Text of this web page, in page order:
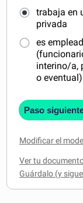
trabaja en
privada
es
interino/a,
o eventual)
Paso
Modificar el
Ver tu